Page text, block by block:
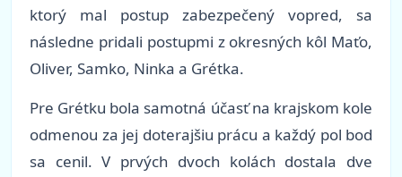
ktorý mal postup zabezpečený vopred, sa
následne pridali postupmi z okresných kôl Maťo,
Oliver, Samko, Ninka a Grétka.
Pre Grétku bola samotná účasť na krajskom kole
odmenou za jej doterajšiu prácu a každý pol bod
sa cenil. V prvých dvoch kolách dostala dve